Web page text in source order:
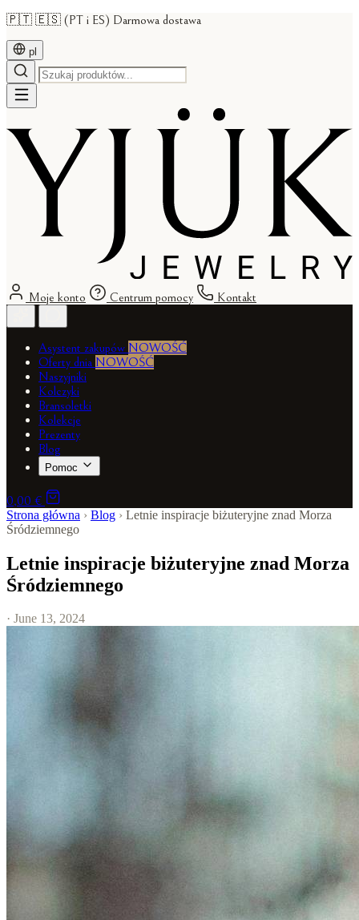
🇵🇹 🇪🇸 (PT i ES) Darmowa dostawa
pl
Moje konto Centrum pomocy Kontakt
Asystent zakupów NOWOŚĆ
Oferty dnia NOWOŚĆ
Naszyjniki
Kolczyki
Bransoletki
Kolekcje
Prezenty
Blog
Pomoc
0,00 €
Strona główna › Blog › Letnie inspiracje biżuteryjne znad Morza
Śródziemnego
Letnie inspiracje biżuteryjne znad Morza
Śródziemnego
· June 13, 2024